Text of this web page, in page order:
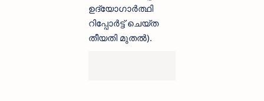
ഉദ്യോഗാർത്ഥി
റിപ്പോർട്ട് ചെയ്ത
തീയതി മുതൽ).